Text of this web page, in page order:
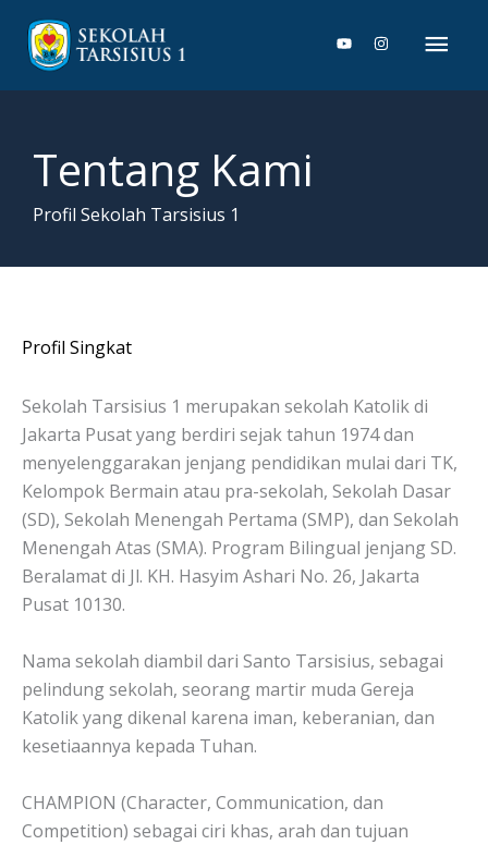
konten
Tentang Kami
Profil Sekolah Tarsisius 1
Profil Singkat
Sekolah Tarsisius 1 merupakan sekolah Katolik di
Jakarta Pusat yang berdiri sejak tahun 1974 dan
menyelenggarakan jenjang pendidikan mulai dari TK,
Kelompok Bermain atau pra-sekolah, Sekolah Dasar
(SD), Sekolah Menengah Pertama (SMP), dan Sekolah
Menengah Atas (SMA). Program Bilingual jenjang SD.
Beralamat di Jl. KH. Hasyim Ashari No. 26, Jakarta
Pusat 10130.
Nama sekolah diambil dari Santo Tarsisius, sebagai
pelindung sekolah, seorang martir muda Gereja
Katolik yang dikenal karena iman, keberanian, dan
kesetiaannya kepada Tuhan.
CHAMPION (Character, Communication, dan
Competition) sebagai ciri khas, arah dan tujuan